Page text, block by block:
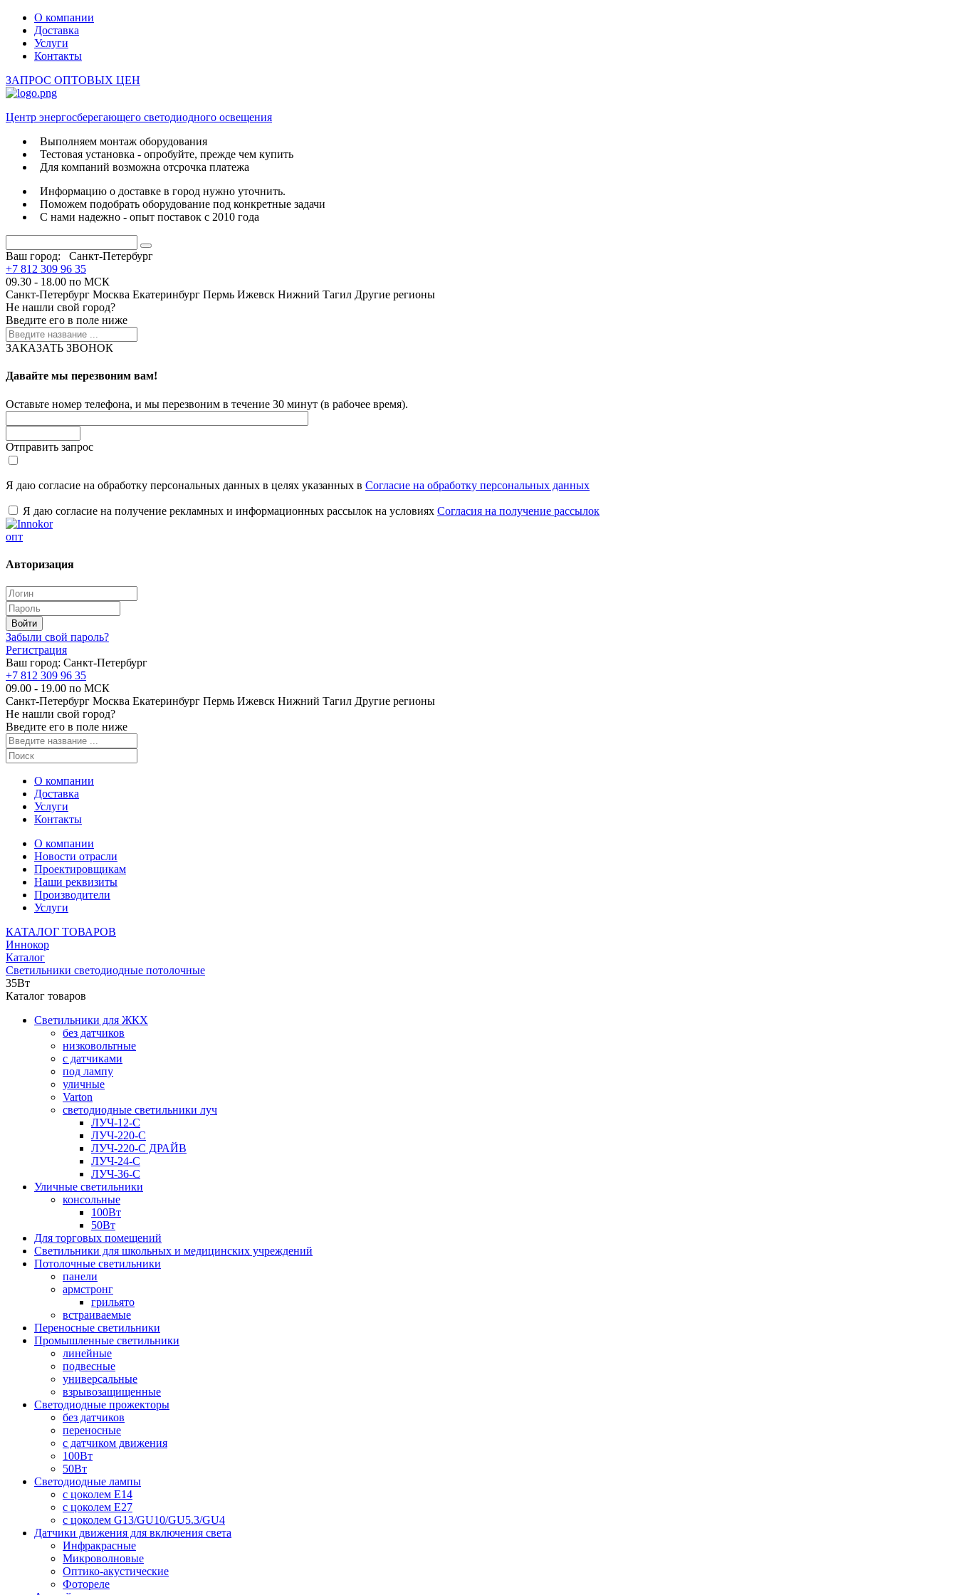
О компании
Доставка
Услуги
Контакты
ЗАПРОС ОПТОВЫХ ЦЕН
Центр энергосберегающего светодиодного освещения
Выполняем монтаж оборудования
Тестовая установка - опробуйте, прежде чем купить
Для компаний возможна отсрочка платежа
Информацию о доставке в город нужно уточнить.
Поможем подобрать оборудование под конкретные задачи
С нами надежно - опыт поставок с 2010 года
Ваш город:
Санкт-Петербург
+7 812 309 96 35
09.30 - 18.00 по МСК
Санкт-Петербург Москва Екатеринбург Пермь Ижевск Нижний Тагил Другие регионы
Не нашли свой город?
Введите его в поле ниже
ЗАКАЗАТЬ ЗВОНОК
Давайте мы перезвоним вам!
Оставьте номер телефона, и мы перезвоним в течение 30 минут (в рабочее время).
Отправить запрос
Я даю согласие на обработку персональных данных в целях указанных в Согласие на обработку персональных данных
Я даю согласие на получение рекламных и информационных рассылок на условиях Согласия на получение рассылок
опт
Авторизация
Забыли свой пароль?
Регистрация
Ваш город: Санкт-Петербург
+7 812 309 96 35
09.00 - 19.00 по МСК
Санкт-Петербург Москва Екатеринбург Пермь Ижевск Нижний Тагил Другие регионы
Не нашли свой город?
Введите его в поле ниже
О компании
Доставка
Услуги
Контакты
О компании
Новости отрасли
Проектировщикам
Наши реквизиты
Производители
Услуги
КАТАЛОГ ТОВАРОВ
Иннокор
Каталог
Светильники светодиодные потолочные
35Вт
Каталог товаров
Светильники для ЖКХ
без датчиков
низковольтные
с датчиками
под лампу
уличные
Varton
светодиодные светильники луч
ЛУЧ-12-С
ЛУЧ-220-С
ЛУЧ-220-С ДРАЙВ
ЛУЧ-24-С
ЛУЧ-36-С
Уличные светильники
консольные
100Вт
50Вт
Для торговых помещений
Светильники для школьных и медицинских учреждений
Потолочные светильники
панели
армстронг
грильято
встраиваемые
Переносные светильники
Промышленные светильники
линейные
подвесные
универсальные
взрывозащищенные
Светодиодные прожекторы
без датчиков
переносные
с датчиком движения
100Вт
50Вт
Светодиодные лампы
с цоколем E14
с цоколем E27
с цоколем G13/GU10/GU5.3/GU4
Датчики движения для включения света
Инфракрасные
Микроволновые
Оптико-акустические
Фотореле